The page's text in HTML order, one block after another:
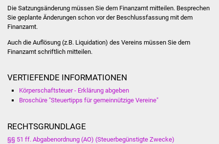
Gesundheit und Notfall
Pflege von Angehörigen
Die Satzungsänderung müssen Sie dem Finanzamt mitteilen. Besprechen
Sie geplante Änderungen schon vor der Beschlussfassung mit dem
Finanzamt.
Auch die Auflösung (z.B. Liquidation) des Vereins müssen Sie dem
Finanzamt schriftlich mitteilen.
VERTIEFENDE INFORMATIONEN
Körperschaftsteuer - Erklärung abgeben
Broschüre "Steuertipps für gemeinnützige Vereine"
RECHTSGRUNDLAGE
§§ 51 ff. Abgabenordnung (AO) (Steuerbegünstigte Zwecke)